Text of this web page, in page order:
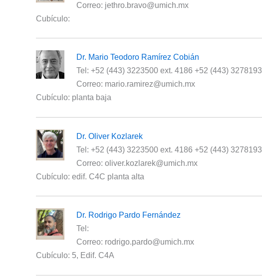
Correo: jethro.bravo@umich.mx
Cubículo:
Dr. Mario Teodoro Ramírez Cobián
Tel: +52 (443) 3223500 ext. 4186 +52 (443) 3278193
Correo: mario.ramirez@umich.mx
Cubículo: planta baja
Dr. Oliver Kozlarek
Tel: +52 (443) 3223500 ext. 4186 +52 (443) 3278193
Correo: oliver.kozlarek@umich.mx
Cubículo: edif. C4C planta alta
Dr. Rodrigo Pardo Fernández
Tel:
Correo: rodrigo.pardo@umich.mx
Cubículo: 5, Edif. C4A